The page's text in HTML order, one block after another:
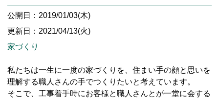
公開日：2019/01/03(木)
更新日：2021/04/13(火)
家づくり
私たちは一生に一度の家づくりを、住まい手の顔と思いを
理解する職人さんの手でつくりたいと考えています。
そこで、工事着手時にお客様と職人さんとが一堂に会する